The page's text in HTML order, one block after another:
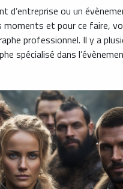
d’entreprise ou un
et pour ce faire,
professionnel. Il y a
spécialisé dans